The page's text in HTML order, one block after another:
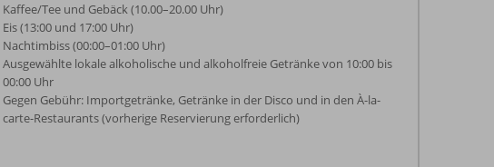
Kaffee/Tee und Gebäck (10.00–20.00 Uhr)
Eis (13:00 und 17:00 Uhr)
Nachtimbiss (00:00–01:00 Uhr)
Ausgewählte lokale alkoholische und alkoholfreie Getränke von 10:00 bis
00:00 Uhr
Gegen Gebühr: Importgetränke, Getränke in der Disco und in den À-la-
carte-Restaurants (vorherige Reservierung erforderlich)